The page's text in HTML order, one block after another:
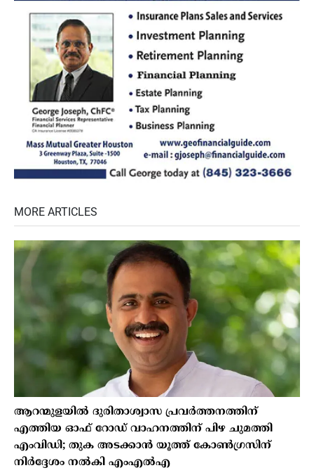
MORE ARTICLES
ആറന്മുളയിൽ ദുരിതാശ്വാസ പ്രവർത്തനത്തിന്
എത്തിയ ഓഫ് റോഡ് വാഹനത്തിന് പിഴ ചുമത്തി
എംവിഡി; തുക അടക്കാൻ യൂത്ത് കോൺഗ്രസിന്
നിർദ്ദേശം നൽകി എംഎൽഎ